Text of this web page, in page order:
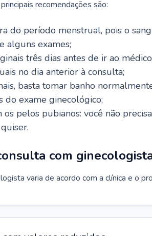
recomendações são:
do período menstrual, pois o
alguns exames;
três dias antes de ir ao
no dia anterior à consulta;
basta tomar banho
do exame ginecológico;
pelos pubianos: você não
com
varia de acordo com a clínica e o